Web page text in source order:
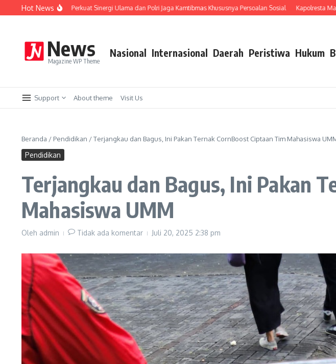
Lewati ke konten
Hot News
PCNU, Perkuat Sinergi Ulama dan Polri Jaga Kamtibmas Khususnya Persoalan Sosial Kapolresta Malang Kota
News
Magazine WP Theme
Nasional Internasional Daerah Peristiwa Hukum
Support About theme Visit Us
Beranda / Pendidikan /Terjangkau dan Bagus, Ini Pakan Ternak CornBoost Ciptaan Tim Mahasiswa
Pendidikan
Terjangkau dan Bagus, Ini Pakan
Mahasiswa UMM
Oleh admin Tidak ada komentar Juli 20, 2025 2:38 pm